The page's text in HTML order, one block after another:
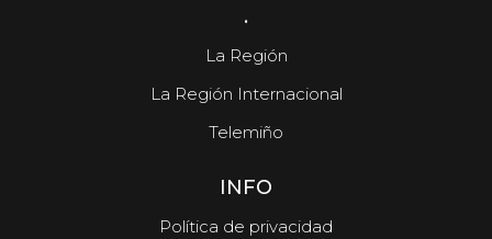
.
La Región
La Región Internacional
Telemiño
INFO
Política de privacidad